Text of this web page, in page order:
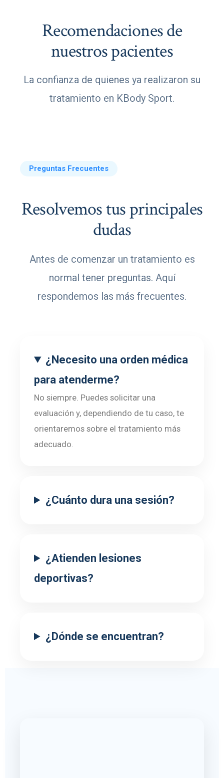
Recomendaciones de
nuestros pacientes
La confianza de quienes ya realizaron su
tratamiento en KBody Sport.
Preguntas Frecuentes
Resolvemos tus principales
dudas
Antes de comenzar un tratamiento es
normal tener preguntas. Aquí
respondemos las más frecuentes.
¿Necesito una orden médica
para atenderme?
No siempre. Puedes solicitar una
evaluación y, dependiendo de tu caso, te
orientaremos sobre el tratamiento más
adecuado.
¿Cuánto dura una sesión?
¿Atienden lesiones
deportivas?
¿Dónde se encuentran?